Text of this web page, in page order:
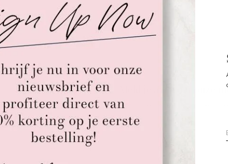
Meld je aan voor onze
Ontvang de nieuwste